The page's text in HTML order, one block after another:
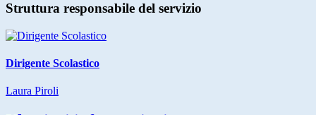
Struttura responsabile del servizio
Dirigente Scolastico
Laura Piroli